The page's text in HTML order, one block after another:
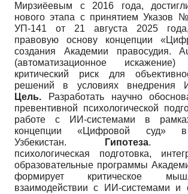
Мирзиёевым с 2016 года,
нового этапа с принятием
УП-141 от 21 августа 2025
правовую основу концепции
создания Академии правосудия.
(автоматизационное искажение)
критический риск для
решений в условиях внедрения
Цель. Разработать научно
превентивной психологической
работе с ИИ-системами в
концепции «Цифровой суд» в
Узбекистан.
Гипотеза.
психологическая подготовка,
образовательные программы
формирует критическое
взаимодействии с ИИ-системами и